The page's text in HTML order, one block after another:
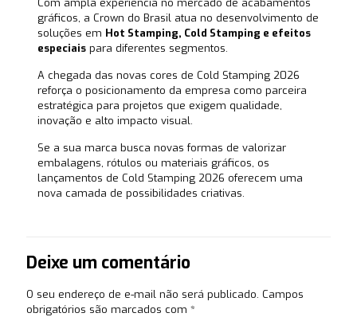
gráficos, a Crown do Brasil atua no desenvolvimento de
soluções em Hot Stamping, Cold Stamping e efeitos
especiaispara diferentes segmentos.
A chegada das novas cores de Cold Stamping 2026
reforça o posicionamento da empresa como parceira
estratégica para projetos que exigem qualidade,
inovação e alto impacto visual.
Se a sua marca busca novas formas de valorizar
embalagens, rótulos ou materiais gráficos, os
lançamentos de Cold Stamping 2026 oferecem uma
nova camada de possibilidades criativas.
Deixe um comentário
O seu endereço de e-mail não será publicado. Campos
obrigatórios são marcados com *